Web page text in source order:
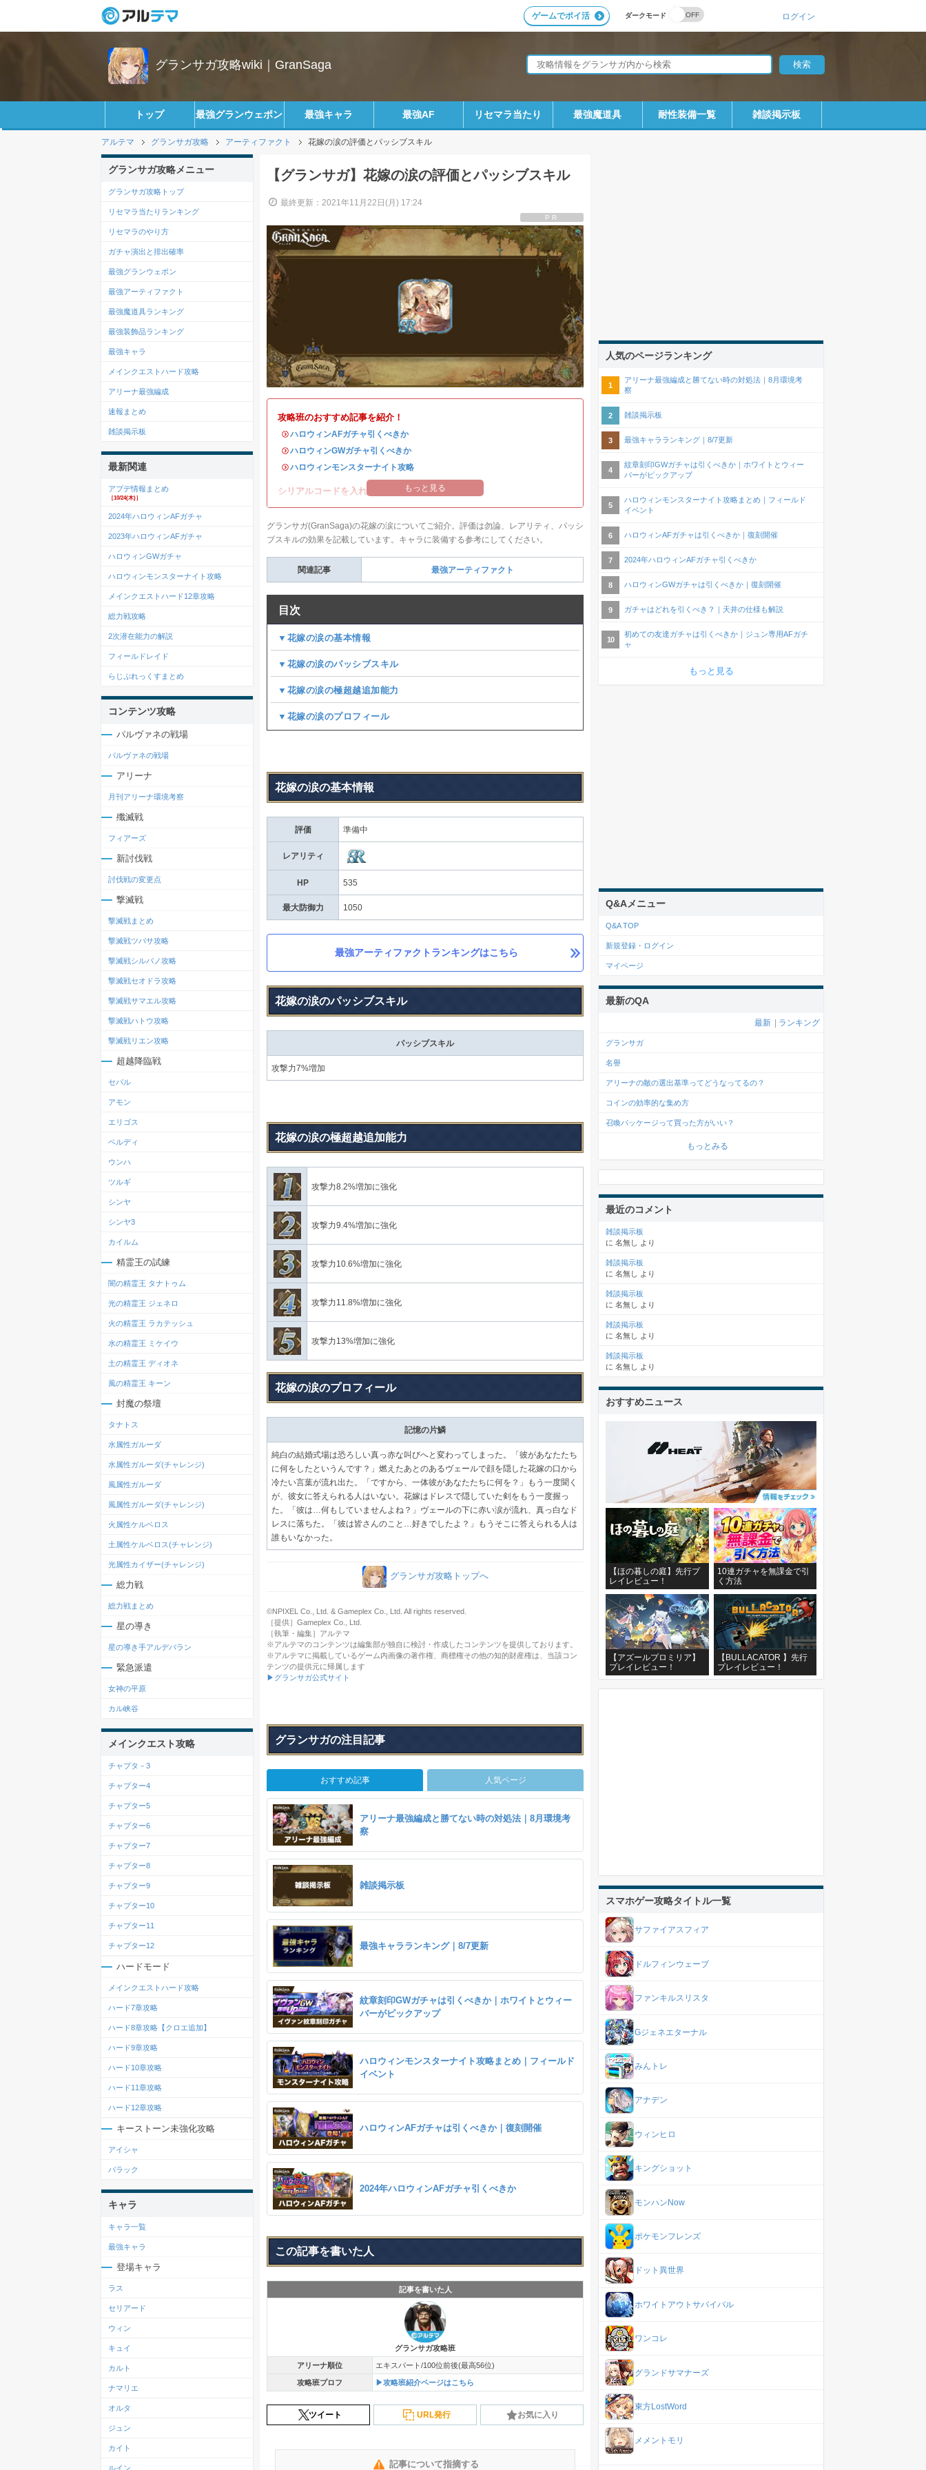
ダークモード
ゲームでポイ活 ログイン
グランサガ攻略wiki｜GranSaga
トップ 最強グランウェポン 最強キャラ 最強AF リセマラ当たり 最強魔道具 耐性装備一覧 雑談掲示板
アルテマ グランサガ攻略 アーティファクト 花嫁の涙の評価とパッシブスキル
【グランサガ】花嫁の涙の評価とパッシブスキル
最終更新：2021年11月22日(月) 17:24
PR
攻略班のおすすめ記事を紹介！
・ハロウィンAFガチャ引くべきか
・ハロウィンGWガチャ引くべきか
・ハロウィンモンスターナイト攻略
シリアルコードを入れて豪華アイテムを入手！
もっと見る
グランサガ(GranSaga)の花嫁の涙についてご紹介。評価は勿論、レアリティ、パッシ
ブスキルの効果を記載しています。キャラに装備する参考にしてください。
関連記事 最強アーティファクト
目次
▼花嫁の涙の基本情報
▼花嫁の涙のパッシブスキル
▼花嫁の涙の極超越追加能力
▼花嫁の涙のプロフィール
花嫁の涙の基本情報
評価 準備中
レアリティ
HP 535
最大防御力 1050
最強アーティファクトランキングはこちら
花嫁の涙のパッシブスキル
パッシブスキル
攻撃力7%増加
花嫁の涙の極超越追加能力
攻撃力8.2%増加に強化
攻撃力9.4%増加に強化
攻撃力10.6%増加に強化
攻撃力11.8%増加に強化
攻撃力13%増加に強化
花嫁の涙のプロフィール
記憶の片鱗
純白の結婚式場は恐ろしい真っ赤な叫びへと変わってしまった。「彼があなたたち
に何をしたというんです？」燃えたあとのあるヴェールで顔を隠した花嫁の口から
冷たい言葉が流れ出た。「ですから、一体彼があなたたちに何を？」もう一度聞く
が、彼女に答えられる人はいない。花嫁はドレスで隠していた剣をもう一度握っ
た。「彼は…何もしていませんよね？」ヴェールの下に赤い涙が流れ、真っ白なド
レスに落ちた。「彼は皆さんのこと…好きでしたよ？」もうそこに答えられる人は
誰もいなかった。
グランサガ攻略トップへ
©NPIXEL Co., Ltd. & Gameplex Co., Ltd. All rights reserved.
［提供］Gameplex Co., Ltd.
［執筆・編集］アルテマ
※アルテマのコンテンツは編集部が独自に検討・作成したコンテンツを提供しております。
※アルテマに掲載しているゲーム内画像の著作権、商標権その他の知的財産権は、当該コン
テンツの提供元に帰属します
▶グランサガ公式サイト
グランサガの注目記事
おすすめ記事 人気ページ
アリーナ最強編成と勝てない時の対処法｜8月環境考
察
雑談掲示板
最強キャラランキング｜8/7更新
紋章刻印GWガチャは引くべきか｜ホワイトとウィー
バーがピックアップ
ハロウィンモンスターナイト攻略まとめ｜フィールド
イベント
ハロウィンAFガチャは引くべきか｜復刻開催
2024年ハロウィンAFガチャ引くべきか
この記事を書いた人
記事を書いた人
グランサガ攻略班
アリーナ順位 エキスパート/100位前後(最高56位)
攻略班プロフ ▶攻略班紹介ページはこちら
ツイート URL発行 お気に入り
記事について指摘する
グランサガ攻略メニュー
グランサガ攻略トップ
リセマラ当たりランキング
リセマラのやり方
ガチャ演出と排出確率
最強グランウェポン
最強アーティファクト
最強魔道具ランキング
最強装飾品ランキング
最強キャラ
メインクエストハード攻略
アリーナ最強編成
速報まとめ
雑談掲示板
最新関連
アプデ情報まとめ
［10/24(木)］
2024年ハロウィンAFガチャ
2023年ハロウィンAFガチャ
ハロウィンGWガチャ
ハロウィンモンスターナイト攻略
メインクエストハード12章攻略
総力戦攻略
2次潜在能力の解説
フィールドレイド
らじぷれっくすまとめ
コンテンツ攻略
パルヴァネの戦場
パルヴァネの戦場
アリーナ
月刊アリーナ環境考察
殲滅戦
フィアーズ
新討伐戦
討伐戦の変更点
撃滅戦
撃滅戦まとめ
撃滅戦ツバサ攻略
撃滅戦シルバノ攻略
撃滅戦セオドラ攻略
撃滅戦サマエル攻略
撃滅戦ハトウ攻略
撃滅戦リエン攻略
超越降臨戦
セパル
アモン
エリゴス
ベルディ
ウンハ
ツルギ
シンヤ
シンヤ3
カイルム
精霊王の試練
闇の精霊王 タナトゥム
光の精霊王 ジェネロ
火の精霊王 ラカテッシュ
水の精霊王 ミケイウ
土の精霊王 ディオネ
風の精霊王 キーン
封魔の祭壇
タナトス
水属性ガルーダ
水属性ガルーダ(チャレンジ)
風属性ガルーダ
風属性ガルーダ(チャレンジ)
火属性ケルベロス
土属性ケルベロス(チャレンジ)
光属性カイザー(チャレンジ)
総力戦
総力戦まとめ
星の導き
星の導き手アルデバラン
緊急派遣
女神の平原
カル峡谷
メインクエスト攻略
チャプタ－3
チャプター4
チャプター5
チャプター6
チャプター7
チャプター8
チャプター9
チャプター10
チャプター11
チャプター12
ハードモード
メインクエストハード攻略
ハード7章攻略
ハード8章攻略【クロエ追加】
ハード9章攻略
ハード10章攻略
ハード11章攻略
ハード12章攻略
キーストーン未強化攻略
アイシャ
バラック
キャラ
キャラ一覧
最強キャラ
登場キャラ
ラス
セリアード
ウィン
キュイ
カルト
ナマリエ
オルタ
ジュン
カイト
ルイン
人気のページランキング
アリーナ最強編成と勝てない時の対処法｜8月環境考
察
雑談掲示板
最強キャラランキング｜8/7更新
紋章刻印GWガチャは引くべきか｜ホワイトとウィー
バーがピックアップ
ハロウィンモンスターナイト攻略まとめ｜フィールド
イベント
ハロウィンAFガチャは引くべきか｜復刻開催
2024年ハロウィンAFガチャ引くべきか
ハロウィンGWガチャは引くべきか｜復刻開催
ガチャはどれを引くべき？｜天井の仕様も解説
初めての友達ガチャは引くべきか｜ジュン専用AFガチ
ャ
もっと見る
Q&Aメニュー
Q&A TOP
新規登録・ログイン
マイページ
最新のQA
最新 ランキング
グランサガ
名譽
アリーナの敵の選出基準ってどうなってるの？
コインの効率的な集め方
召喚パッケージって買った方がいい？
もっとみる
最近のコメント
雑談掲示板
に 名無し より
雑談掲示板
に 名無し より
雑談掲示板
に 名無し より
雑談掲示板
に 名無し より
雑談掲示板
に 名無し より
おすすめニュース
【ほの暮しの庭】先行プ
レイレビュー！
10連ガチャを無課金で引
く方法
【アズールプロミリア】
プレイレビュー！
【BULLACATOR 】先行
プレイレビュー！
スマホゲー攻略タイトル一覧
サファイアスフィア
ドルフィンウェーブ
ファンキルスリスタ
Gジェネエターナル
みんトレ
アナデン
ウィンヒロ
キングショット
モンハンNow
ポケモンフレンズ
ドット異世界
ホワイトアウトサバイバル
ワンコレ
グランドサマナーズ
東方LostWord
メメントモリ